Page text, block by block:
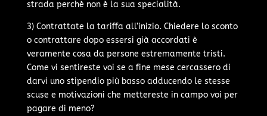
strada perchè non è la sua specialità.
3) Contrattate la tariffa all’inizio. Chiedere lo sconto
o contrattare dopo essersi già accordati è
veramente cosa da persone estremamente tristi.
Come vi sentireste voi se a fine mese cercassero di
darvi uno stipendio più basso adducendo le stesse
scuse e motivazioni che mettereste in campo voi per
pagare di meno?